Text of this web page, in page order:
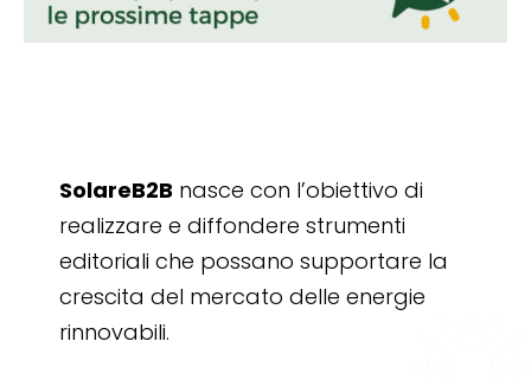
SolareB2B nasce con l’obiettivo di
realizzare e diffondere strumenti
editoriali che possano supportare la
crescita del mercato delle energie
rinnovabili.